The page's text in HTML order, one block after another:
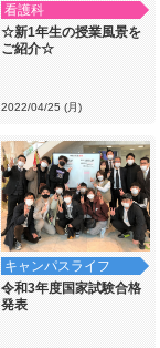
看護科
☆新1年生の授業風景を
ご紹介☆
2022/04/25 (月)
キャンパスライフ
令和3年度国家試験合格
発表